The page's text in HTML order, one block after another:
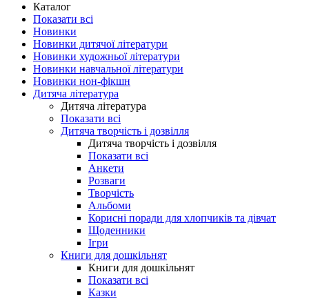
Каталог
Показати всі
Новинки
Новинки дитячої літератури
Новинки художньої літератури
Новинки навчальної літератури
Новинки нон-фікшн
Дитяча література
Дитяча література
Показати всі
Дитяча творчість і дозвілля
Дитяча творчість і дозвілля
Показати всі
Анкети
Розваги
Творчість
Альбоми
Корисні поради для хлопчиків та дівчат
Щоденники
Ігри
Книги для дошкільнят
Книги для дошкільнят
Показати всі
Казки